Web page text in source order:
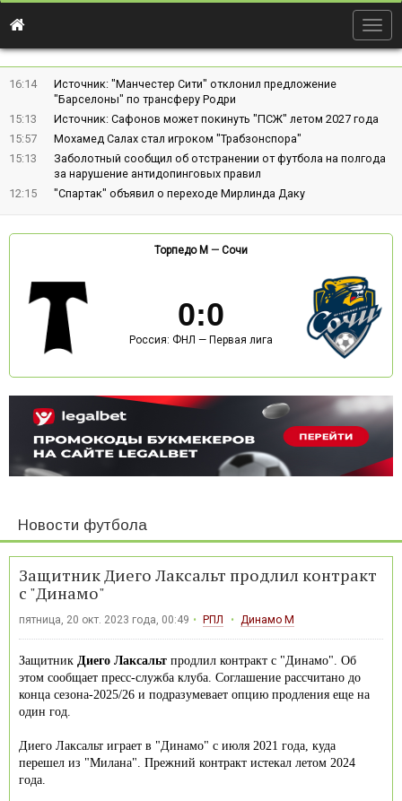
16:14
Источник: "Манчестер Сити" отклонил предложение
"Барселоны" по трансферу Родри
15:13
Источник: Сафонов может покинуть "ПСЖ" летом 2027 года
15:57
Мохамед Салах стал игроком "Трабзонспора"
15:13
Заболотный сообщил об отстранении от футбола на полгода
за нарушение антидопинговых правил
12:15
"Спартак" объявил о переходе Мирлинда Даку
Торпедо М — Сочи
0:0
Россия: ФНЛ — Первая лига
Новости футбола
Защитник Диего Лаксальт продлил контракт
с "Динамо"
пятница, 20 окт. 2023 года, 00:49 РПЛ Динамо М
Защитник Диего Лаксальт продлил контракт с "Динамо". Об
этом сообщает пресс-служба клуба. Соглашение рассчитано до
конца сезона-2025/26 и подразумевает опцию продления еще на
один год.
Диего Лаксальт играет в "Динамо" с июля 2021 года, куда
перешел из "Милана". Прежний контракт истекал летом 2024
года.